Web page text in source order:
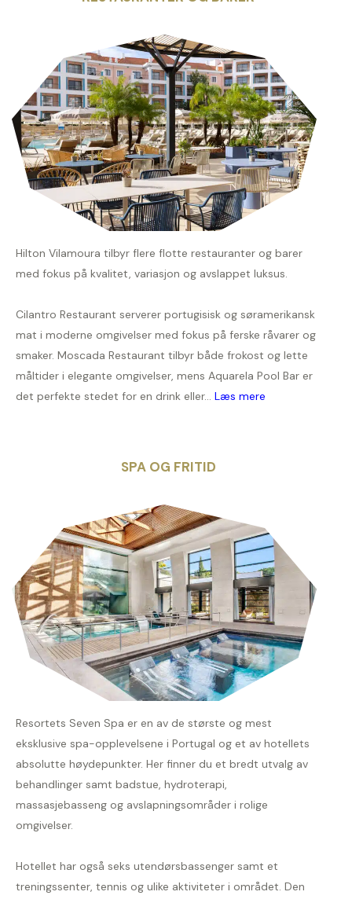
Hilton Vilamoura tilbyr flere flotte restauranter og barer
med fokus på kvalitet, variasjon og avslappet luksus.
Cilantro Restaurant serverer portugisisk og søramerikansk
mat i moderne omgivelser med fokus på ferske råvarer og
smaker. Moscada Restaurant tilbyr både frokost og lette
måltider i elegante omgivelser, mens Aquarela Pool Bar er
det perfekte stedet for en drink eller... Læs mere
SPA OG FRITID
Resortets Seven Spa er en av de største og mest
eksklusive spa-opplevelsene i Portugal og et av hotellets
absolutte høydepunkter. Her finner du et bredt utvalg av
behandlinger samt badstue, hydroterapi,
massasjebasseng og avslapningsområder i rolige
omgivelser.
Hotellet har også seks utendørsbassenger samt et
treningssenter, tennis og ulike aktiviteter i området. Den